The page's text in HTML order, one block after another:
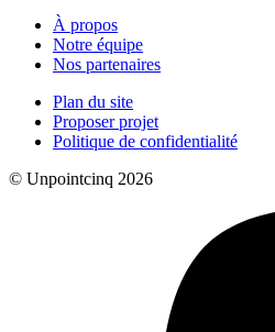
À propos
Notre équipe
Nos partenaires
Plan du site
Proposer projet
Politique de confidentialité
© Unpointcinq 2026